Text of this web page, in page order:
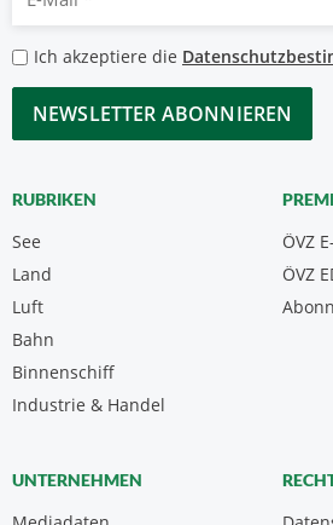
Mail
*
Datenschutzbestimmungen
*
Ich akzeptiere die
CAPTCHA
RUBRIKEN
See
Land
Luft
Bahn
Binnenschiff
Industrie & Handel
ÖVZ
ÖVZ
UNTERNEHMEN